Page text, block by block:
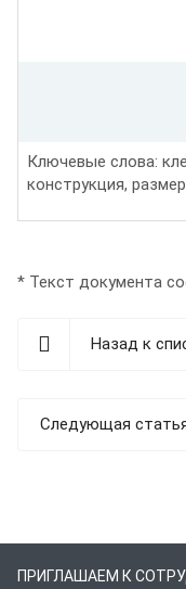
Ключевые слова:
конструкция,
* Текст документа
Назад к
Следующая
ПРИГЛАШАЕМ К